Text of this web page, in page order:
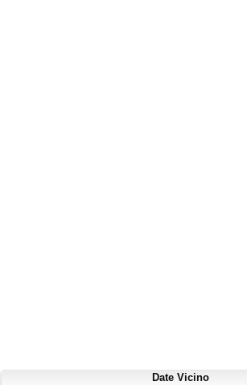
Date Vicino